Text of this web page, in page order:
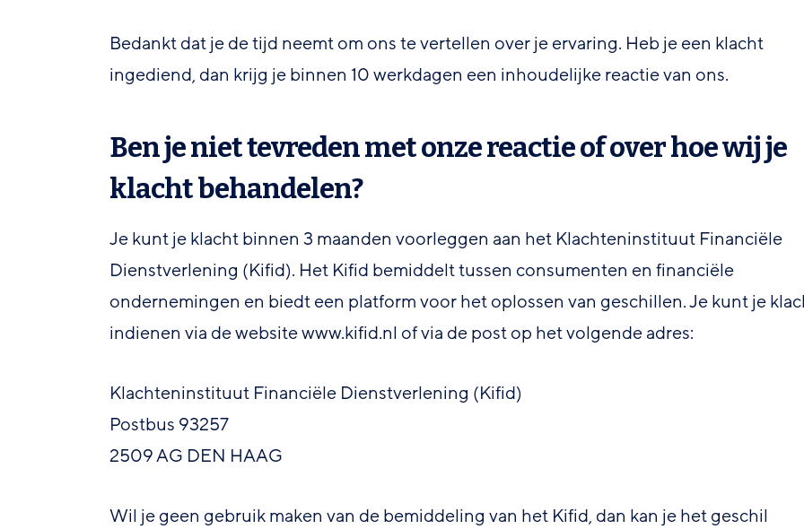
Bedankt dat je de tijd neemt om ons te vertellen over je ervaring. Heb je een klacht
ingediend, dan krijg je binnen 10 werkdagen een inhoudelijke reactie van ons.
Ben je niet tevreden met onze reactie of over hoe wij je
klacht behandelen?
Je kunt je klacht binnen 3 maanden voorleggen aan het Klachteninstituut Financiële
Dienstverlening (Kifid). Het Kifid bemiddelt tussen consumenten en financiële
ondernemingen en biedt een platform voor het oplossen van geschillen. Je kunt je
indienen via de website www.kifid.nl of via de post op het volgende adres:
Klachteninstituut Financiële Dienstverlening (Kifid)
Postbus 93257
2509 AG DEN HAAG
Wil je geen gebruik maken van de bemiddeling van het Kifid, dan kan je het geschil